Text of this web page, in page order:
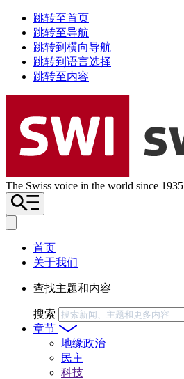
跳转至首页
跳转至导航
跳转到横向导航
跳转到语言选择
跳转至内容
The Swiss voice in the world since 1935
首页
关于我们
查找主题和内容
搜索
章节
地缘政治
民主
科技